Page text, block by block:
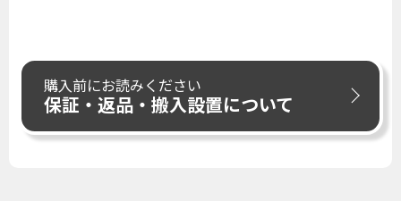
購入前にお読みください
保証・返品・搬入設置について